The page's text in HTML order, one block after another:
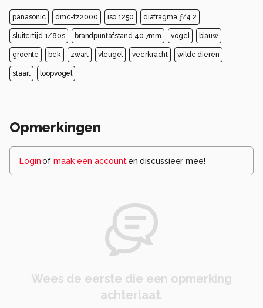
panasonic dmc-fz2000 iso 1250 diafragma ƒ/4.2
sluitertijd 1/80s brandpuntafstand 40.7mm vogel blauw
groente bek zwart vleugel veerkracht wilde dieren
staart loopvogel
Opmerkingen
Loginof maak een account en discussieer mee!
Wees de eerste die een opmerking
achterlaat.